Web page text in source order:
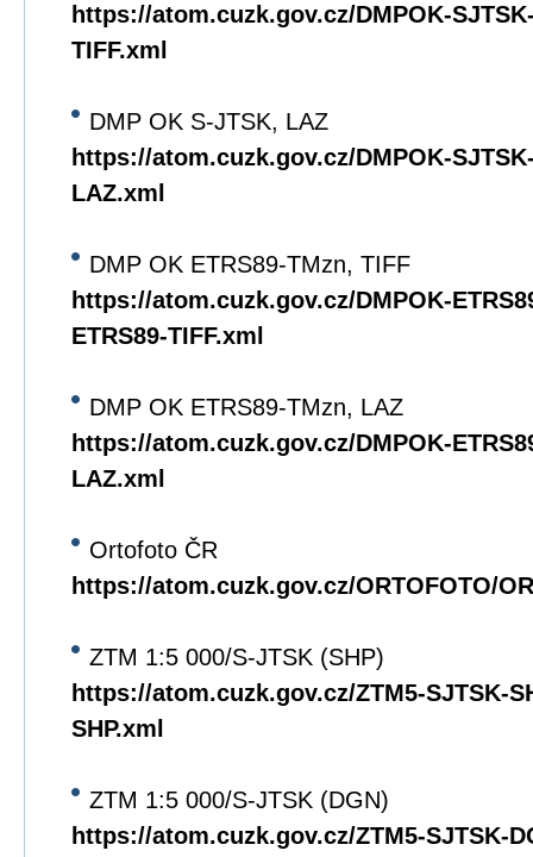
https://atom.cuzk.gov.cz/DMPOK-
TIFF.xml
DMP OK S-JTSK, LAZ
https://atom.cuzk.gov.cz/DMPOK-
LAZ.xml
DMP OK ETRS89-TMzn, TIFF
https://atom.cuzk.gov.cz/DMPOK-
ETRS89-TIFF.xml
DMP OK ETRS89-TMzn, LAZ
https://atom.cuzk.gov.cz/DMPOK-
LAZ.xml
Ortofoto ČR
https://atom.cuzk.gov.cz/ORTOFOTO/
ZTM 1:5 000/S-JTSK (SHP)
https://atom.cuzk.gov.cz/ZTM5-SJTSK-
SHP.xml
ZTM 1:5 000/S-JTSK (DGN)
https://atom.cuzk.gov.cz/ZTM5-SJTSK-